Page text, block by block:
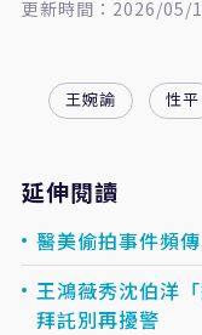
更新時間：2026/05/
王婉諭 性平
延伸閱讀
醫美偷拍事件頻
王鴻薇秀沈伯洋
拜託別再擾警